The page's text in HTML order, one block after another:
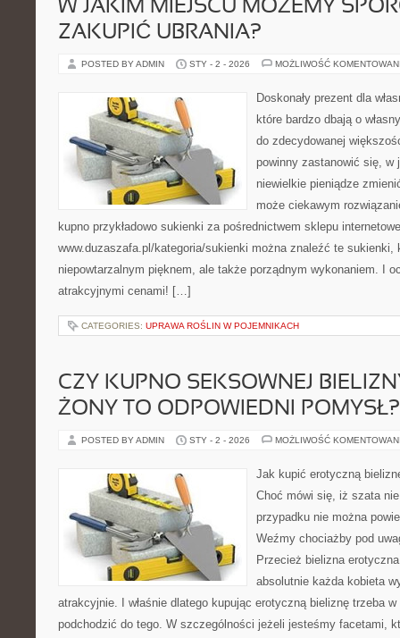
W JAKIM MIEJSCU MOŻEMY
ZAKUPIĆ UBRANIA?
POSTED BY ADMIN STY - 2 - 2026 MOŻLIWOŚĆ
Doskonały prezent dla
które bardzo dbają o
do zdecydowanej
powinny zastanowić się, w
niewielkie pieniądze
może ciekawym
kupno przykładowo sukienki za pośrednictwem sklepu
www.duzaszafa.pl/kategoria/sukienki można znaleźć te sukienki,
niepowtarzalnym pięknem, ale także porządnym wykonaniem. I
atrakcyjnymi cenami! […]
CATEGORIES: UPRAWA ROŚLIN W POJEMNIKACH
CZY KUPNO SEKSOWNEJ
ŻONY TO ODPOWIEDNI POMYSŁ?
POSTED BY ADMIN STY - 2 - 2026 MOŻLIWOŚĆ
Jak kupić erotyczną
Choć mówi się, iż szata
przypadku nie można
Weźmy chociażby pod
Przecież bielizna
absolutnie każda kobieta
atrakcyjnie. I właśnie dlatego kupując erotyczną bieliznę trzeba
podchodzić do tego. W szczególności jeżeli jesteśmy facetami,